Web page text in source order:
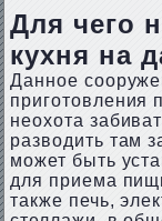
Для чего
кухня на
Данное
приготовления
неохота
разводить там
может быть
для приема
также печь,